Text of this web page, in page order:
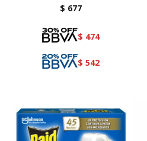
$ 677
$ 474
$ 542